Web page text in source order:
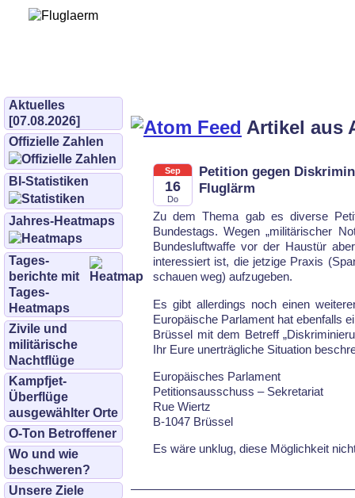
Aktuelles
[07.08.2026]
Offizielle Zahlen
BI-Statistiken
Jahres-Heatmaps
Tages­
berichte mit
Tages-
Heatmaps
Zivile und
militärische
Nachtflüge
Kampfjet-
Überflüge
ausgewählter Orte
O-Ton Betroffener
Wo und wie
beschweren?
Unsere Ziele
Artikel aus
Sep
16
Do
Petition gegen
Fluglärm
Zu dem Thema gab es diverse
Bundestags. Wegen „mili­tärischer
Bundes­luft­waffe vor der Haustür
interessiert ist, die jetzige Praxis
schauen weg) aufzugeben.
Es gibt allerdings noch einen
Europäische Parlament hat ebenfalls
Brüssel mit dem Betreff
Ihr Eure un­er­träg­liche Situation
Europäisches Parlament
Petitionsausschuss – Sekretariat
Rue Wiertz
B-1047 Brüssel
Es wäre unklug, diese Möglichkeit